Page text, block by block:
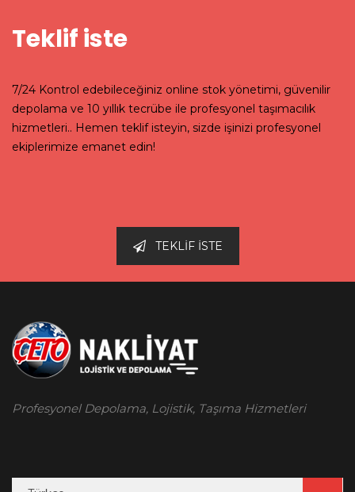
Teklif iste
7/24 Kontrol edebileceğiniz online stok yönetimi, güvenilir
depolama ve 10 yıllık tecrübe ile profesyonel taşımacılık
hizmetleri.. Hemen teklif isteyin, sizde işinizi profesyonel
ekiplerimize emanet edin!
TEKLİF İSTE
Profesyonel Depolama, Lojistik, Taşıma Hizmetleri
Choose